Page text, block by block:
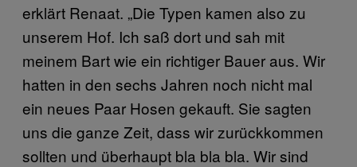
erklärt Renaat. „Die Typen kamen also zu
unserem Hof. Ich saß dort und sah mit
meinem Bart wie ein richtiger Bauer aus. Wir
hatten in den sechs Jahren noch nicht mal
ein neues Paar Hosen gekauft. Sie sagten
uns die ganze Zeit, dass wir zurückkommen
sollten und überhaupt bla bla bla. Wir sind